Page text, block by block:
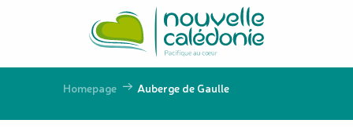
principal
Homepage Auberge de Gaulle